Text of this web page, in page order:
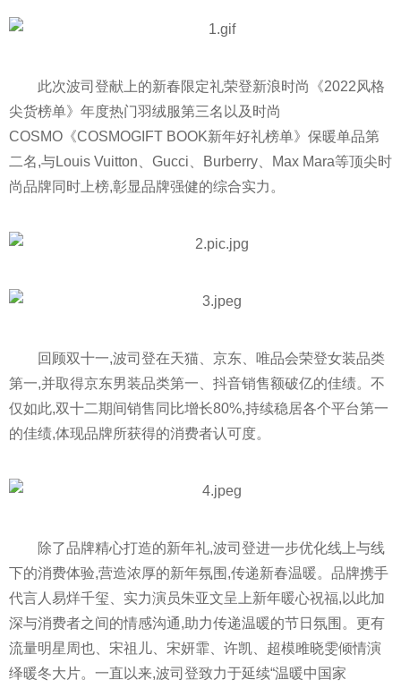
此次波司登献上的新春限定礼荣登新浪时尚《2022风格
尖货榜单》年度热门羽绒服第三名以及时尚
COSMO《COSMOGIFT BOOK新年好礼榜单》保暖单品第
二名,与Louis Vuitton、Gucci、Burberry、Max Mara等顶尖时
尚品牌同时上榜,彰显品牌强健的综合实力。
回顾双十一,波司登在天猫、京东、唯品会荣登女装品类
第一,并取得京东男装品类第一、抖音销售额破亿的佳绩。不
仅如此,双十二期间销售同比增长80%,持续稳居各个平台第一
的佳绩,体现品牌所获得的消费者认可度。
除了品牌精心打造的新年礼,波司登进一步优化线上与线
下的消费体验,营造浓厚的新年氛围,传递新春温暖。品牌携手
代言人易烊千玺、实力演员朱亚文呈上新年暖心祝福,以此加
深与消费者之间的情感沟通,助力传递温暖的节日氛围。更有
流量明星周也、宋祖儿、宋妍霏、许凯、超模雎晓雯倾情演
绎暖冬大片。一直以来,波司登致力于延续“温暖中 国家